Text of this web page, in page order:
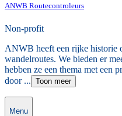
ANWB Routecontroleurs
Non-profit
ANWB heeft een rijke historie
wandelroutes. We bieden er
hebben ze een thema met een
door ... Toon meer
Menu